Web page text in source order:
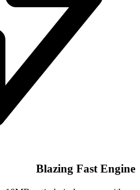
Blazing Fast Engine